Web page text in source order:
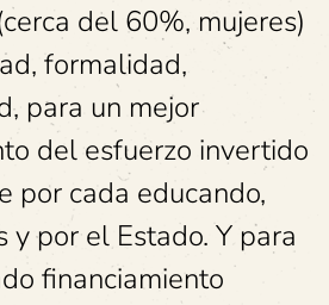
del 60%, mujeres)
formalidad,
para un mejor
del esfuerzo invertido
por cada educando,
y por el Estado. Y para
financiamiento